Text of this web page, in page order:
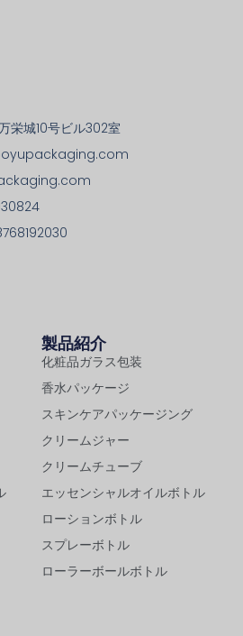
製品紹介
化粧品ガラス包装
香水パッケージ
スキンケアパッケージング
クリームジャー
クリームチューブ
エッセンシャルオイルボトル
ローションボトル
スプレーボトル
ローラーボールボトル
栄城10号ビル302室